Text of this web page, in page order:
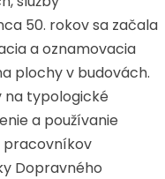
50. rokov sa začala
a oznamovacia
plochy v budovách.
typologické
a používanie
pracovníkov
Dopravného